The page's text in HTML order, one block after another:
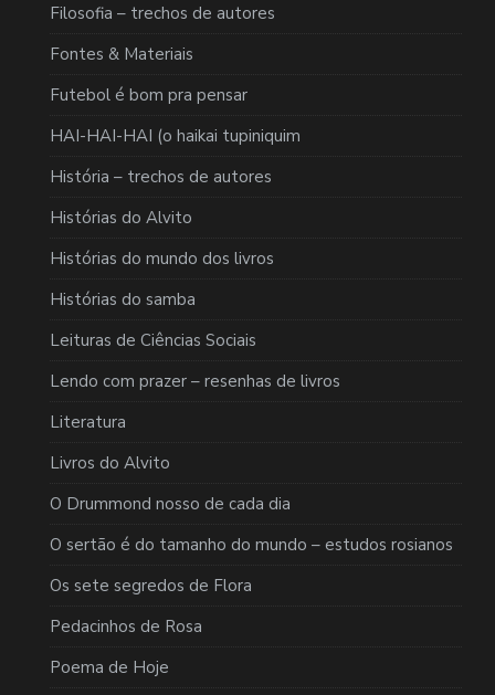
Filosofia – trechos de autores
Fontes & Materiais
Futebol é bom pra pensar
HAI-HAI-HAI (o haikai tupiniquim
História – trechos de autores
Histórias do Alvito
Histórias do mundo dos livros
Histórias do samba
Leituras de Ciências Sociais
Lendo com prazer – resenhas de livros
Literatura
Livros do Alvito
O Drummond nosso de cada dia
O sertão é do tamanho do mundo – estudos rosianos
Os sete segredos de Flora
Pedacinhos de Rosa
Poema de Hoje